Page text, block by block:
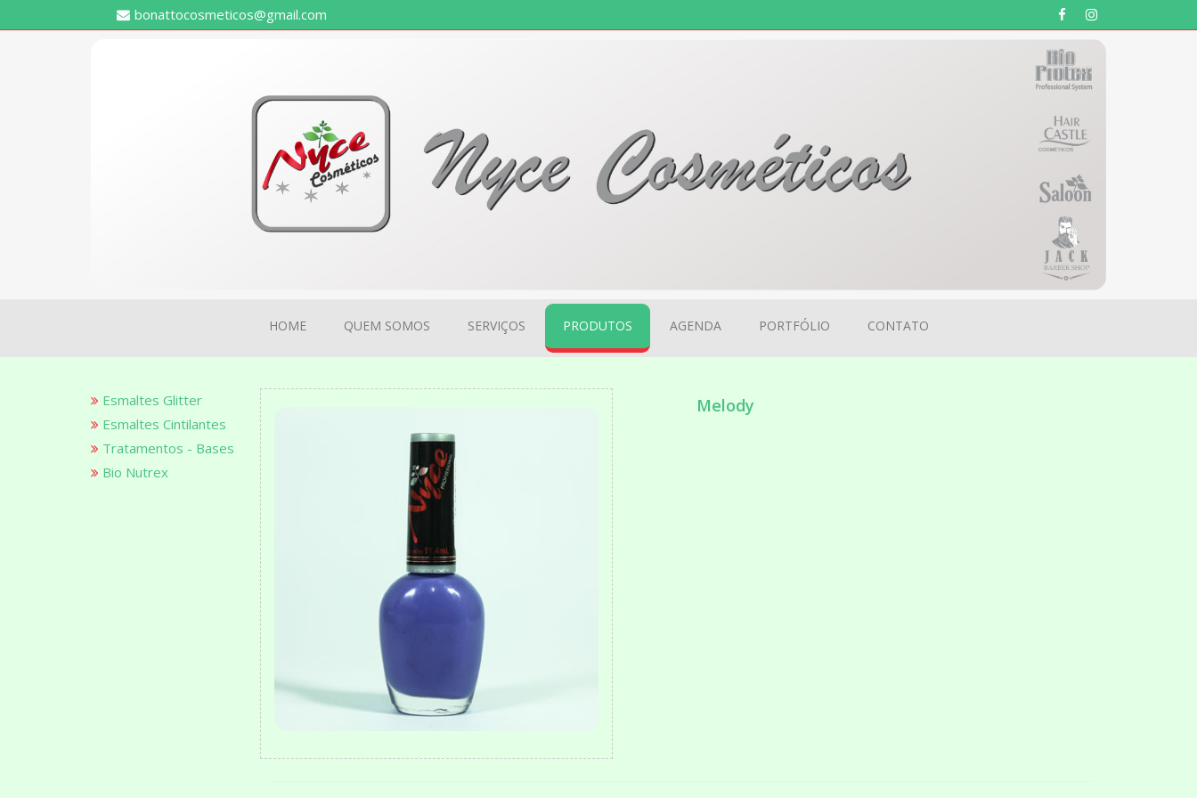
bonattocosmeticos@gmail.com
HOME QUEM SOMOS SERVIÇOS PRODUTOS AGENDA PORTFÓLIO CONTATO
Esmaltes Glitter
Esmaltes Cintilantes
Tratamentos - Bases
Bio Nutrex
Melody